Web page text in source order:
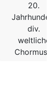
20.
div.
weltliche
Chormusik